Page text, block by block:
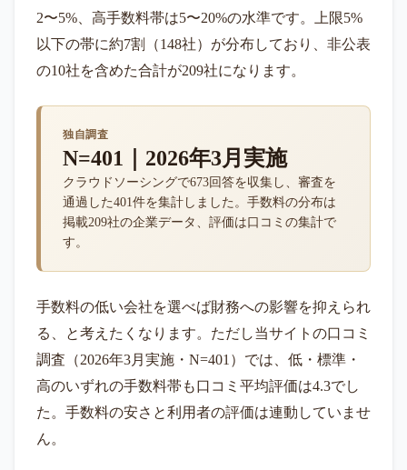
2〜5%、高手数料帯は5〜20%の水準です。上限5%
以下の帯に約7割（148社）が分布しており、非公表
の10社を含めた合計が209社になります。
独自調査
N=401｜2026年3月実施
クラウドソーシングで673回答を収集し、審査を
通過した401件を集計しました。手数料の分布は
掲載209社の企業データ、評価は口コミの集計で
す。
手数料の低い会社を選べば財務への影響を抑えられ
る、と考えたくなります。ただし当サイトの口コミ
調査（2026年3月実施・N=401）では、低・標準・
高のいずれの手数料帯も口コミ平均評価は4.3でし
た。手数料の安さと利用者の評価は連動していませ
ん。